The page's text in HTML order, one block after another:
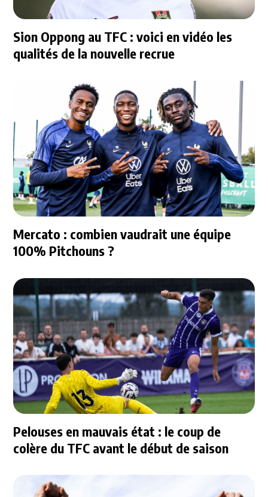
Sion Oppong au TFC : voici en vidéo les
qualités de la nouvelle recrue
Mercato : combien vaudrait une équipe
100% Pitchouns ?
Pelouses en mauvais état : le coup de
colère du TFC avant le début de saison